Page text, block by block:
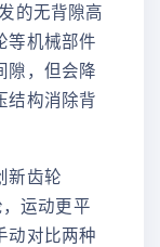
的无背隙高
等机械部件
隙，但会降
结构消除背
新齿轮
运动更平
动对比两种